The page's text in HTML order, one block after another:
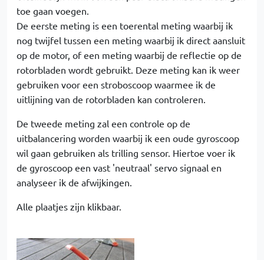
toe gaan voegen.
De eerste meting is een toerental meting waarbij ik
nog twijfel tussen een meting waarbij ik direct aansluit
op de motor, of een meting waarbij de reflectie op de
rotorbladen wordt gebruikt. Deze meting kan ik weer
gebruiken voor een stroboscoop waarmee ik de
uitlijning van de rotorbladen kan controleren.
De tweede meting zal een controle op de
uitbalancering worden waarbij ik een oude gyroscoop
wil gaan gebruiken als trilling sensor. Hiertoe voer ik
de gyroscoop een vast 'neutraal' servo signaal en
analyseer ik de afwijkingen.
Alle plaatjes zijn klikbaar.